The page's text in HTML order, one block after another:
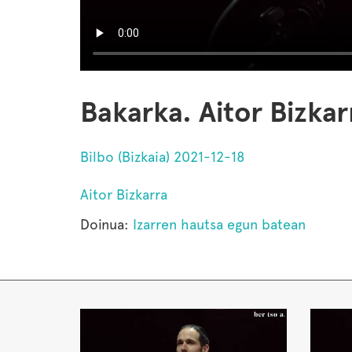
Bakarka. Aitor
Bilbo (Bizkaia) 2021-12-18
Aitor Bizkarra
Doinua: Izarren hautsa egun batean